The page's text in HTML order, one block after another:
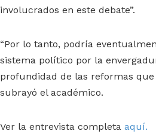
involucrados en este debate”.
“Por lo tanto, podría
sistema político por la
profundidad de las reformas que
subrayó el académico.
Ver la entrevista completa aquí.